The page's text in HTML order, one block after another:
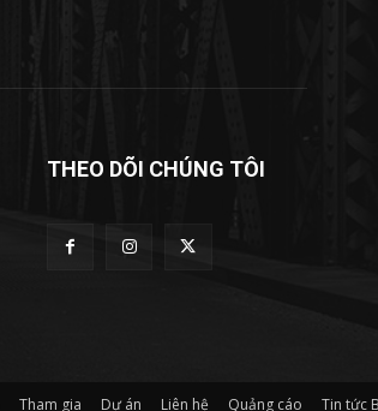
THEO DÕI CHÚNG TÔI
Tham gia Dự án Liên hệ Quảng cáo Tin tức